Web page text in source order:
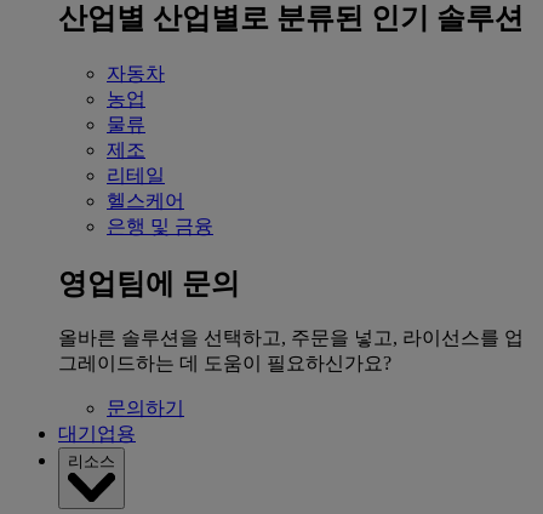
산업별 산업별로 분류된 인기 솔루션
자동차
농업
물류
제조
리테일
헬스케어
은행 및 금융
영업팀에 문의
올바른 솔루션을 선택하고, 주문을 넣고, 라이선스를 업
그레이드하는 데 도움이 필요하신가요?
문의하기
대기업용
리소스